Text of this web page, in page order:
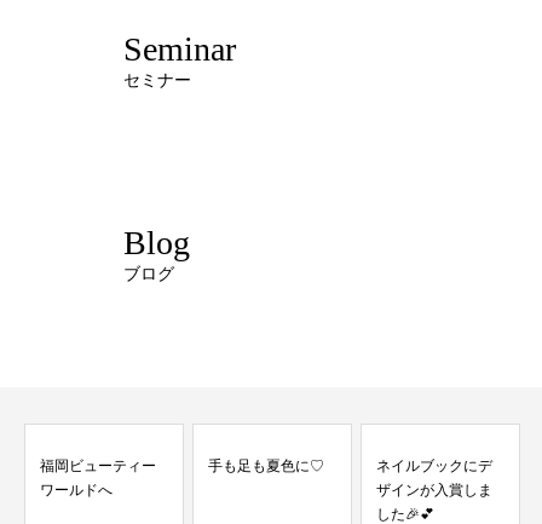
Seminar
セミナー
Blog
ブログ
手も足も夏色に♡
ネイルブックにデ